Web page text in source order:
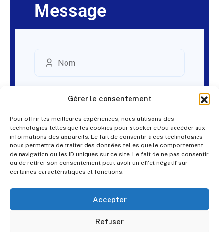
Gérer le consentement
Pour offrir les meilleures expériences, nous utilisons des
technologies telles que les cookies pour stocker et/ou accéder aux
informations des appareils. Le fait de consentir à ces technologies
nous permettra de traiter des données telles que le comportement
de navigation ou les ID uniques sur ce site. Le fait de ne pas consentir
ou de retirer son consentement peut avoir un effet négatif sur
certaines caractéristiques et fonctions.
Accepter
Refuser
Message